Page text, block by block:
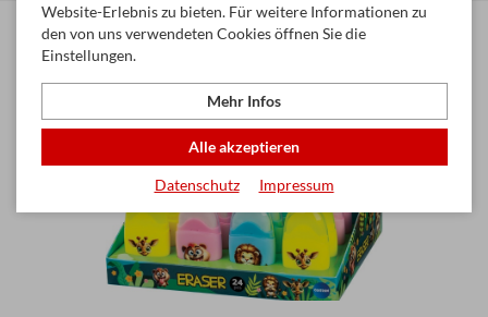
Website-Erlebnis zu bieten. Für weitere Informationen zu
den von uns verwendeten Cookies öffnen Sie die
Einstellungen.
Mehr Infos
Alle akzeptieren
Datenschutz Impressum